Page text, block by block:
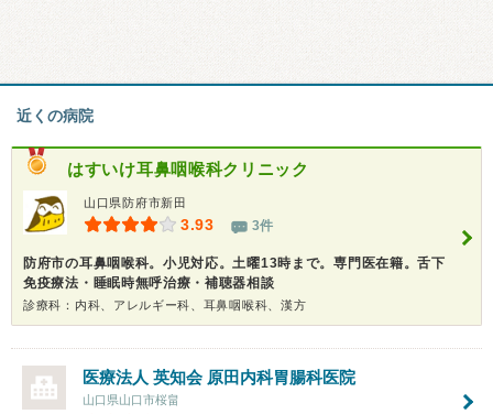
近くの病院
はすいけ耳鼻咽喉科クリニック
山口県防府市新田
3.93 3件
防府市の耳鼻咽喉科。小児対応。土曜13時まで。専門医在籍。舌下
免疫療法・睡眠時無呼治療・補聴器相談
診療科：内科、アレルギー科、耳鼻咽喉科、漢方
医療法人 英知会 原田内科胃腸科医院
山口県山口市桜畠